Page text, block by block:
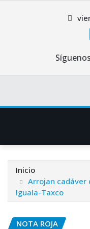
Síguenos
Inicio
Arrojan cadáver
Iguala-Taxco
NOTA ROJA